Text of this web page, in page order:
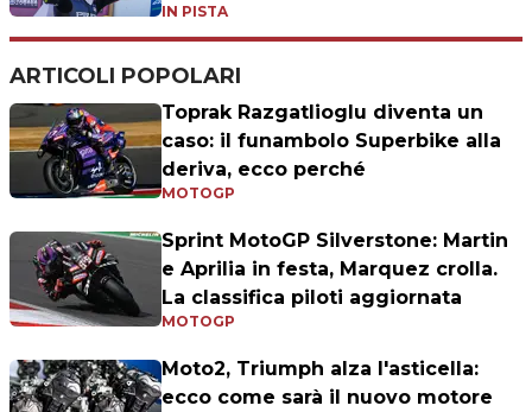
IN PISTA
ARTICOLI POPOLARI
Toprak Razgatlioglu diventa un
caso: il funambolo Superbike alla
deriva, ecco perché
MOTOGP
Sprint MotoGP Silverstone: Martin
e Aprilia in festa, Marquez crolla.
La classifica piloti aggiornata
MOTOGP
Moto2, Triumph alza l'asticella:
ecco come sarà il nuovo motore